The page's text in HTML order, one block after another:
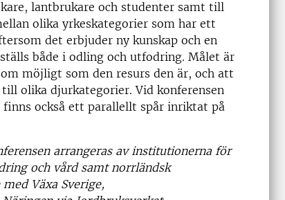
lantbrukare och studenter samt till
olika yrkeskategorier som har ett
det erbjuder ny kunskap och en
både i odling och utfodring. Målet är
möjligt som den resurs den är, och att
olika djurkategorier. Vid konferensen
också ett parallellt spår inriktat på
arrangeras av institutionerna för
och vård samt norrländsk
Växa Sverige,